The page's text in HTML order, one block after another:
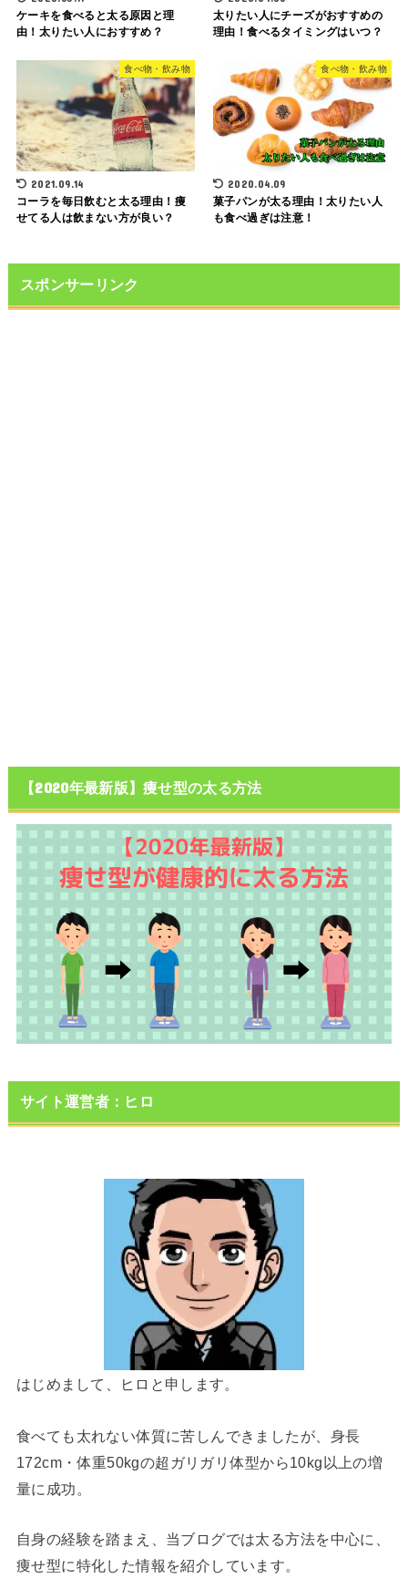
ケーキを食べると太る原因と理
由！太りたい人におすすめ？
太りたい人にチーズがおすすめの
理由！食べるタイミングはいつ？
食べ物・飲み物
2021.09.14
コーラを毎日飲むと太る理由！痩
せてる人は飲まない方が良い？
食べ物・飲み物
2020.04.09
菓子パンが太る理由！太りたい人
も食べ過ぎは注意！
スポンサーリンク
【2020年最新版】痩せ型の太る方法
サイト運営者：ヒロ
はじめまして、ヒロと申します。
食べても太れない体質に苦しんできましたが、身長
172cm・体重50kgの超ガリガリ体型から10kg以上の増
量に成功。
自身の経験を踏まえ、当ブログでは太る方法を中心に、
痩せ型に特化した情報を紹介しています。